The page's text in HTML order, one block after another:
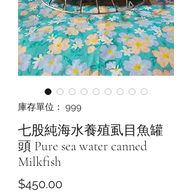
庫存單位： 999
七股純海水養殖虱目魚罐
頭 Pure sea water canned
Milkfish
$450.00價